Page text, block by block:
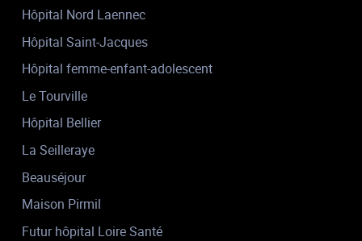
Hôpital Nord Laennec
Hôpital Saint-Jacques
Hôpital femme-enfant-adolescent
Le Tourville
Hôpital Bellier
La Seilleraye
Beauséjour
Maison Pirmil
Futur hôpital Loire Santé